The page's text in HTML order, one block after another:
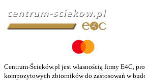
Centrum-Ścieków.pl jest własnością firmy E4C,
kompozytowych zbiorników do zastosowań w